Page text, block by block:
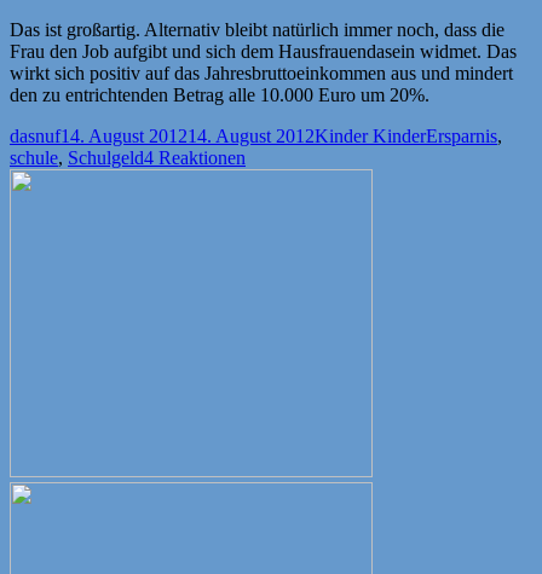
Das ist großartig. Alternativ bleibt natürlich immer noch, dass die
Frau den Job aufgibt und sich dem Hausfrauendasein widmet. Das
wirkt sich positiv auf das Jahresbruttoeinkommen aus und mindert
den zu entrichtenden Betrag alle 10.000 Euro um 20%.
Autor
dasnufVeröffentlicht
am
14. August 201214. August 2012Kategorien
Kinder KinderSchlagwörter
Ersparnis,
schule, Schulgeld4 Reaktionen